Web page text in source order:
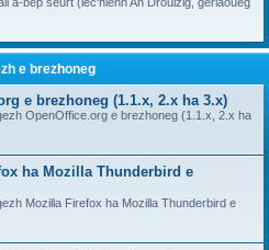
e brezhoneg
e brezhoneg (1.1.x, 2.x ha 3.x)
OpenOffice.org e brezhoneg (1.1.x, 2.x ha
ha Mozilla Thunderbird e
Mozilla Firefox ha Mozilla Thunderbird e